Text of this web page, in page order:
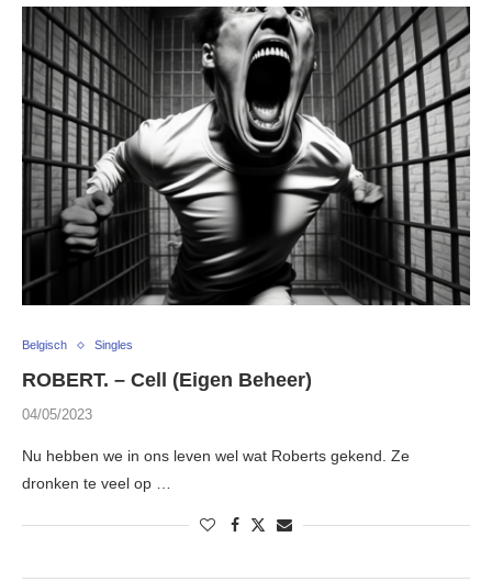
Belgisch Singles
ROBERT. – Cell (Eigen Beheer)
04/05/2023
Nu hebben we in ons leven wel wat Roberts gekend. Ze
dronken te veel op …